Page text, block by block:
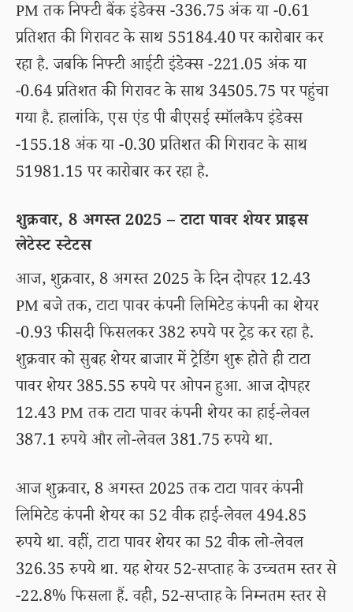
PM तक निफ्टी बैंक इंडेक्स -336.75 अंक या -0.61
प्रतिशत की गिरावट के साथ 55184.40 पर कारोबार कर
रहा है. जबकि निफ्टी आईटी इंडेक्स -221.05 अंक या
-0.64 प्रतिशत की गिरावट के साथ 34505.75 पर पहुंचा
गया है. हालांकि, एस एंड पी बीएसई स्मॉलकैप इंडेक्स
-155.18 अंक या -0.30 प्रतिशत की गिरावट के साथ
51981.15 पर कारोबार कर रहा है.
शुक्रवार, 8 अगस्त 2025 – टाटा पावर शेयर प्राइस
लेटेस्ट स्टेटस
आज, शुक्रवार, 8 अगस्त 2025 के दिन दोपहर 12.43
PM बजे तक, टाटा पावर कंपनी लिमिटेड कंपनी का शेयर
-0.93 फीसदी फिसलकर 382 रुपये पर ट्रेड कर रहा है.
शुक्रवार को सुबह शेयर बाजार में ट्रेडिंग शुरू होते ही टाटा
पावर शेयर 385.55 रुपये पर ओपन हुआ. आज दोपहर
12.43 PM तक टाटा पावर कंपनी शेयर का हाई-लेवल
387.1 रुपये और लो-लेवल 381.75 रुपये था.
आज शुक्रवार, 8 अगस्त 2025 तक टाटा पावर कंपनी
लिमिटेड कंपनी शेयर का 52 वीक हाई-लेवल 494.85
रुपये था. वहीं, टाटा पावर शेयर का 52 वीक लो-लेवल
326.35 रुपये था. यह शेयर 52-सप्ताह के उच्चतम स्तर से
-22.8% फिसला हैं. वही, 52-सप्ताह के निम्नतम स्तर से